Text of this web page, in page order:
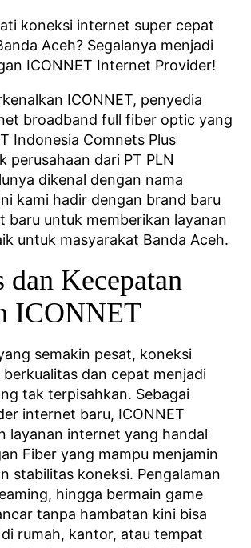
koneksi internet super cepat
Aceh? Segalanya menjadi
ICONNET Internet Provider!
ICONNET, penyedia
broadband full fiber optic yang
Indonesia Comnets Plus
perusahaan dari PT PLN
dikenal dengan nama
kami hadir dengan brand baru
baru untuk memberikan layanan
untuk masyarakat Banda Aceh.
dan Kecepatan
ICONNET
semakin pesat, koneksi
dan cepat menjadi
tak terpisahkan. Sebagai
internet baru, ICONNET
layanan internet yang handal
Fiber yang mampu menjamin
stabilitas koneksi. Pengalaman
hingga bermain game
tanpa hambatan kini bisa
rumah, kantor, atau tempat